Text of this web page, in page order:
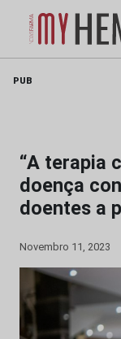
PUB
“A terapia
doença
doentes a
Novembro 11, 2023